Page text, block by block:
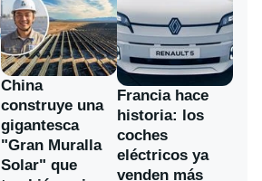
China
construye una
gigantesca
"Gran Muralla
Solar" que
Francia hace
historia: los
coches
eléctricos ya
venden más